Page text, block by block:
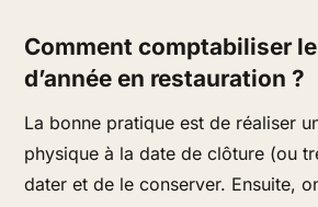
Comment comptabiliser
d’année en restauration ?
La bonne pratique est de réaliser
physique à la date de clôture (ou
dater et de le conserver. Ensuite,